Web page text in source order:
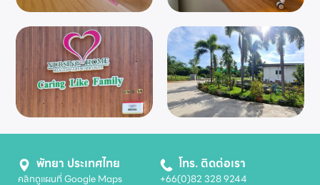
พัทยา ประเทศไทย
คลิกดูแผนที่ Google Maps
โทร. ติดต่อเรา
+66(0)82 328 9244